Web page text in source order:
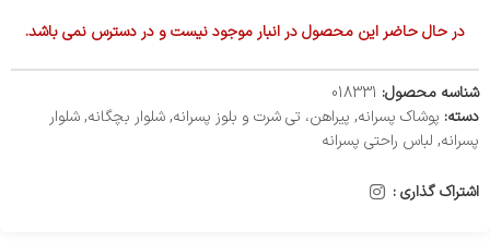
در حال حاضر این محصول در انبار موجود نیست و در دسترس نمی باشد.
شناسه محصول: 018331
دسته: پوشاک پسرانه, پیراهن، تی شرت و بلوز پسرانه,شلوار بچگانه,شلوار
پسرانه, لباس راحتی پسرانه
اشتراک گذاری :